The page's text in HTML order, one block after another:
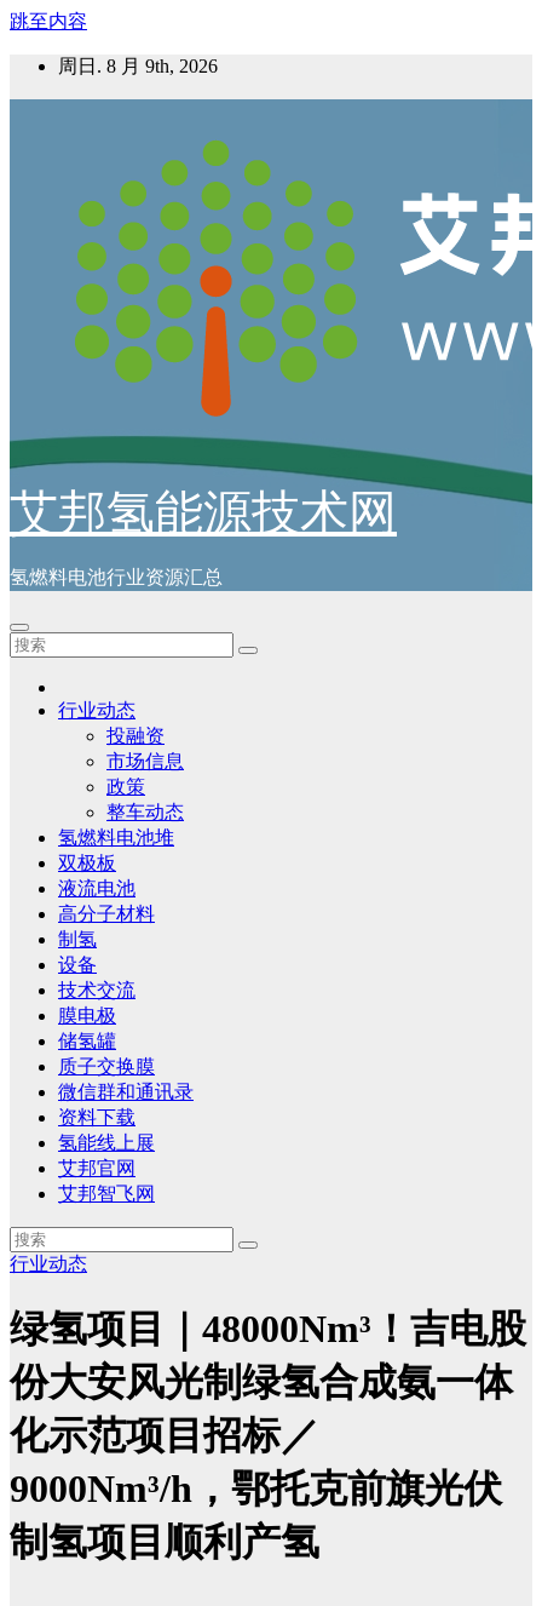
跳至内容
周日. 8 月 9th, 2026
艾邦氢能源技术网
氢燃料电池行业资源汇总
行业动态
投融资
市场信息
政策
整车动态
氢燃料电池堆
双极板
液流电池
高分子材料
制氢
设备
技术交流
膜电极
储氢罐
质子交换膜
微信群和通讯录
资料下载
氢能线上展
艾邦官网
艾邦智飞网
行业动态
绿氢项目｜48000Nm³！吉电股
份大安风光制绿氢合成氨一体
化示范项目招标／
9000Nm³/h，鄂托克前旗光伏
制氢项目顺利产氢